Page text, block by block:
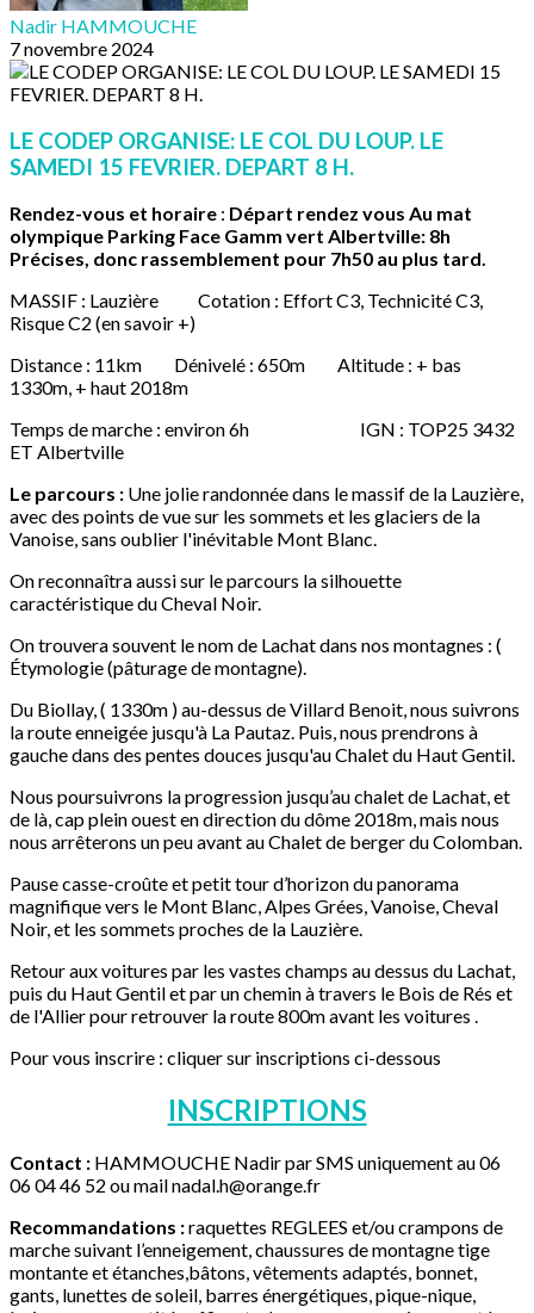
Nadir HAMMOUCHE
7 novembre 2024
LE CODEP ORGANISE: LE COL DU LOUP. LE
SAMEDI 15 FEVRIER. DEPART 8 H.
Rendez-vous et horaire : Départ rendez vous Au mat
olympique Parking Face Gamm vert Albertville: 8h
Précises, donc rassemblement pour 7h50 au plus tard.
MASSIF : Lauzière Cotation : Effort C3, Technicité C3,
Risque C2 (en savoir +)
Distance : 11km Dénivelé : 650m Altitude : + bas
1330m, + haut 2018m
Temps de marche : environ 6h IGN : TOP25 3432
ET Albertville
Le parcours : Une jolie randonnée dans le massif de la Lauzière,
avec des points de vue sur les sommets et les glaciers de la
Vanoise, sans oublier l'inévitable Mont Blanc.
On reconnaîtra aussi sur le parcours la silhouette
caractéristique du Cheval Noir.
On trouvera souvent le nom de Lachat dans nos montagnes : (
Étymologie (pâturage de montagne).
Du Biollay, ( 1330m ) au-dessus de Villard Benoit, nous suivrons
la route enneigée jusqu'à La Pautaz. Puis, nous prendrons à
gauche dans des pentes douces jusqu'au Chalet du Haut Gentil.
Nous poursuivrons la progression jusqu’au chalet de Lachat, et
de là, cap plein ouest en direction du dôme 2018m, mais nous
nous arrêterons un peu avant au Chalet de berger du Colomban.
Pause casse-croûte et petit tour d’horizon du panorama
magnifique vers le Mont Blanc, Alpes Grées, Vanoise, Cheval
Noir, et les sommets proches de la Lauzière.
Retour aux voitures par les vastes champs au dessus du Lachat,
puis du Haut Gentil et par un chemin à travers le Bois de Rés et
de l'Allier pour retrouver la route 800m avant les voitures .
Pour vous inscrire : cliquer sur inscriptions ci-dessous
INSCRIPTIONS
Contact : HAMMOUCHE Nadir par SMS uniquement au 06
06 04 46 52 ou mail nadal.h@orange.fr
Recommandations :raquettes REGLEES et/ou crampons de
marche suivant l’enneigement, chaussures de montagne tige
montante et étanches,bâtons, vêtements adaptés, bonnet,
gants, lunettes de soleil, barres énergétiques, pique-nique,